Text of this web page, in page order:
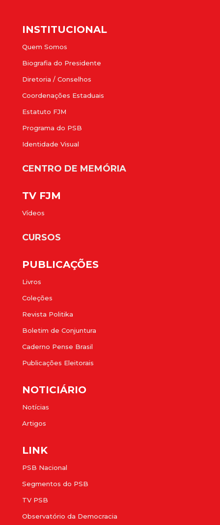
INSTITUCIONAL
Quem Somos
Biografia do Presidente
Diretoria / Conselhos
Coordenações Estaduais
Estatuto FJM
Programa do PSB
Identidade Visual
CENTRO DE MEMÓRIA
TV FJM
Vídeos
CURSOS
PUBLICAÇÕES
Livros
Coleções
Revista Politika
Boletim de Conjuntura
Caderno Pense Brasil
Publicações Eleitorais
NOTICIÁRIO
Notícias
Artigos
LINK
PSB Nacional
Segmentos do PSB
TV PSB
Observatório da Democracia